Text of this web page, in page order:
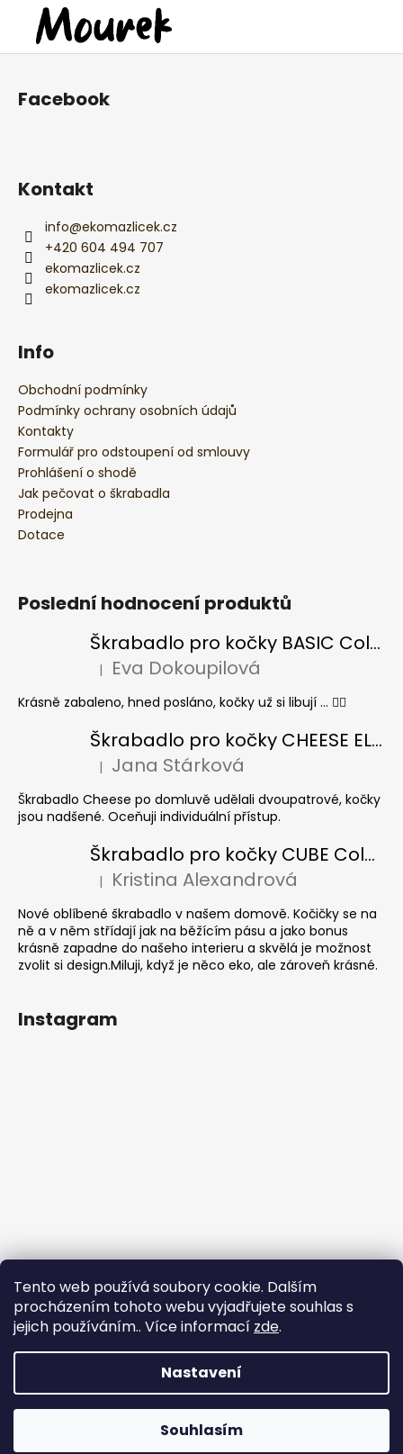
Tento web používá soubory cookie. Dalším
procházením tohoto webu vyjadřujete souhlas s
jejich používáním.. Více informací zde.
Nastavení
Souhlasím
Facebook
Kontakt
info@ekomazlicek.cz
+420 604 494 707
ekomazlicek.cz
ekomazlicek.cz
Info
Obchodní podmínky
Podmínky ochrany osobních údajů
Kontakty
Formulář pro odstoupení od smlouvy
Prohlášení o shodě
Jak pečovat o škrabadla
Prodejna
Dotace
Poslední hodnocení produktů
Škrabadlo pro kočky BASIC Colour
Hodnocení produktu je 5 z 5 hvězdiček.
| Eva Dokoupilová
Krásně zabaleno, hned posláno, kočky už si libují ... 👍🏻
Škrabadlo pro kočky CHEESE ELIPSE colour
Hodnocení produktu je 5 z 5 hvězdiček.
| Jana Stárková
Škrabadlo Cheese po domluvě udělali dvoupatrové, kočky
jsou nadšené. Oceňuji individuální přístup.
Škrabadlo pro kočky CUBE Colour
Hodnocení produktu je 5 z 5 hvězdiček.
| Kristina Alexandrová
Nové oblíbené škrabadlo v našem domově. Kočičky se na
ně a v něm střídají jak na běžícím pásu a jako bonus
krásně zapadne do našeho interieru a skvělá je možnost
zvolit si design.Miluji, když je něco eko, ale zároveň krásné.
Instagram
Copyright 2026ekomazlicek.cz. Všechna práva
vyhrazena.